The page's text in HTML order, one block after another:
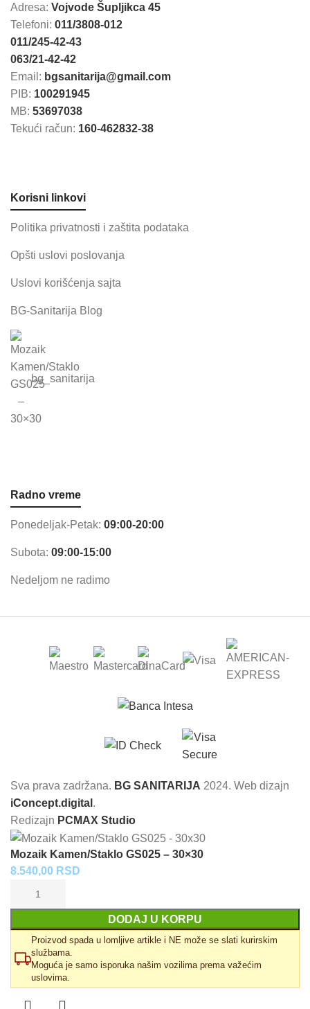
Adresa: Vojvode Šupljikca 45
Telefoni: 011/3808-012
011/245-42-43
063/21-42-42
Email: bgsanitarija@gmail.com
PIB: 100291945
MB: 53697038
Tekući račun: 160-462832-38
Korisni linkovi
Politika privatnosti i zaštita podataka
Opšti uslovi poslovanja
Uslovi korišćenja sajta
BG-Sanitarija Blog
bg_sanitarija
Radno vreme
Ponedeljak-Petak: 09:00-20:00
Subota: 09:00-15:00
Nedeljom ne radimo
Sva prava zadržana. BG SANITARIJA 2024. Web dizajn
iConcept.digital .
Redizajn PCMAX Studio
Mozaik Kamen/Staklo GS025 – 30×30
8.540,00 RSD
DODAJ U KORPU
Proizvod spada u lomljive artikle i NE može se slati kurirskim
službama.
Moguća je samo isporuka našim vozilima prema važećim
uslovima.